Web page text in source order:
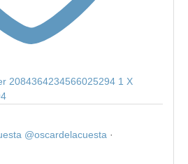
2084364234566025294 1 X
@oscardelacuesta ·